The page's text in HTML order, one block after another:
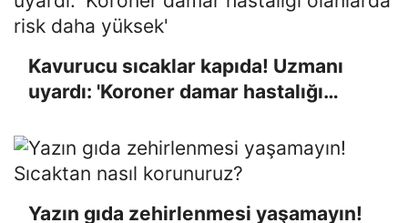
Kavurucu sıcaklar kapıda! Uzmanı
uyardı: 'Koroner damar hastalığı
Yazın gıda zehirlenmesi yaşamayın!